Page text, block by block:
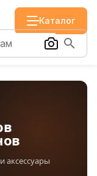
Каталог
аксессуары